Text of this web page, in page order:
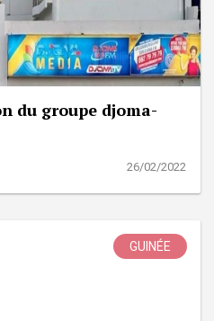
du groupe djoma-
26/02/2022
GUINÉE